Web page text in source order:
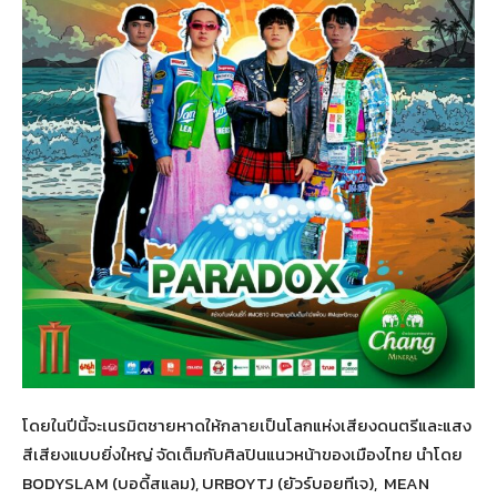
โดยในปีนี้จะเนรมิตชายหาดให้กลายเป็นโลกแห่งเสียงดนตรีและแสง
สีเสียงแบบยิ่งใหญ่ จัดเต็มกับศิลปินแนวหน้าของเมืองไทย นำโดย
BODYSLAM (บอดี้สแลม), URBOYTJ (ยัวร์บอยทีเจ), MEAN